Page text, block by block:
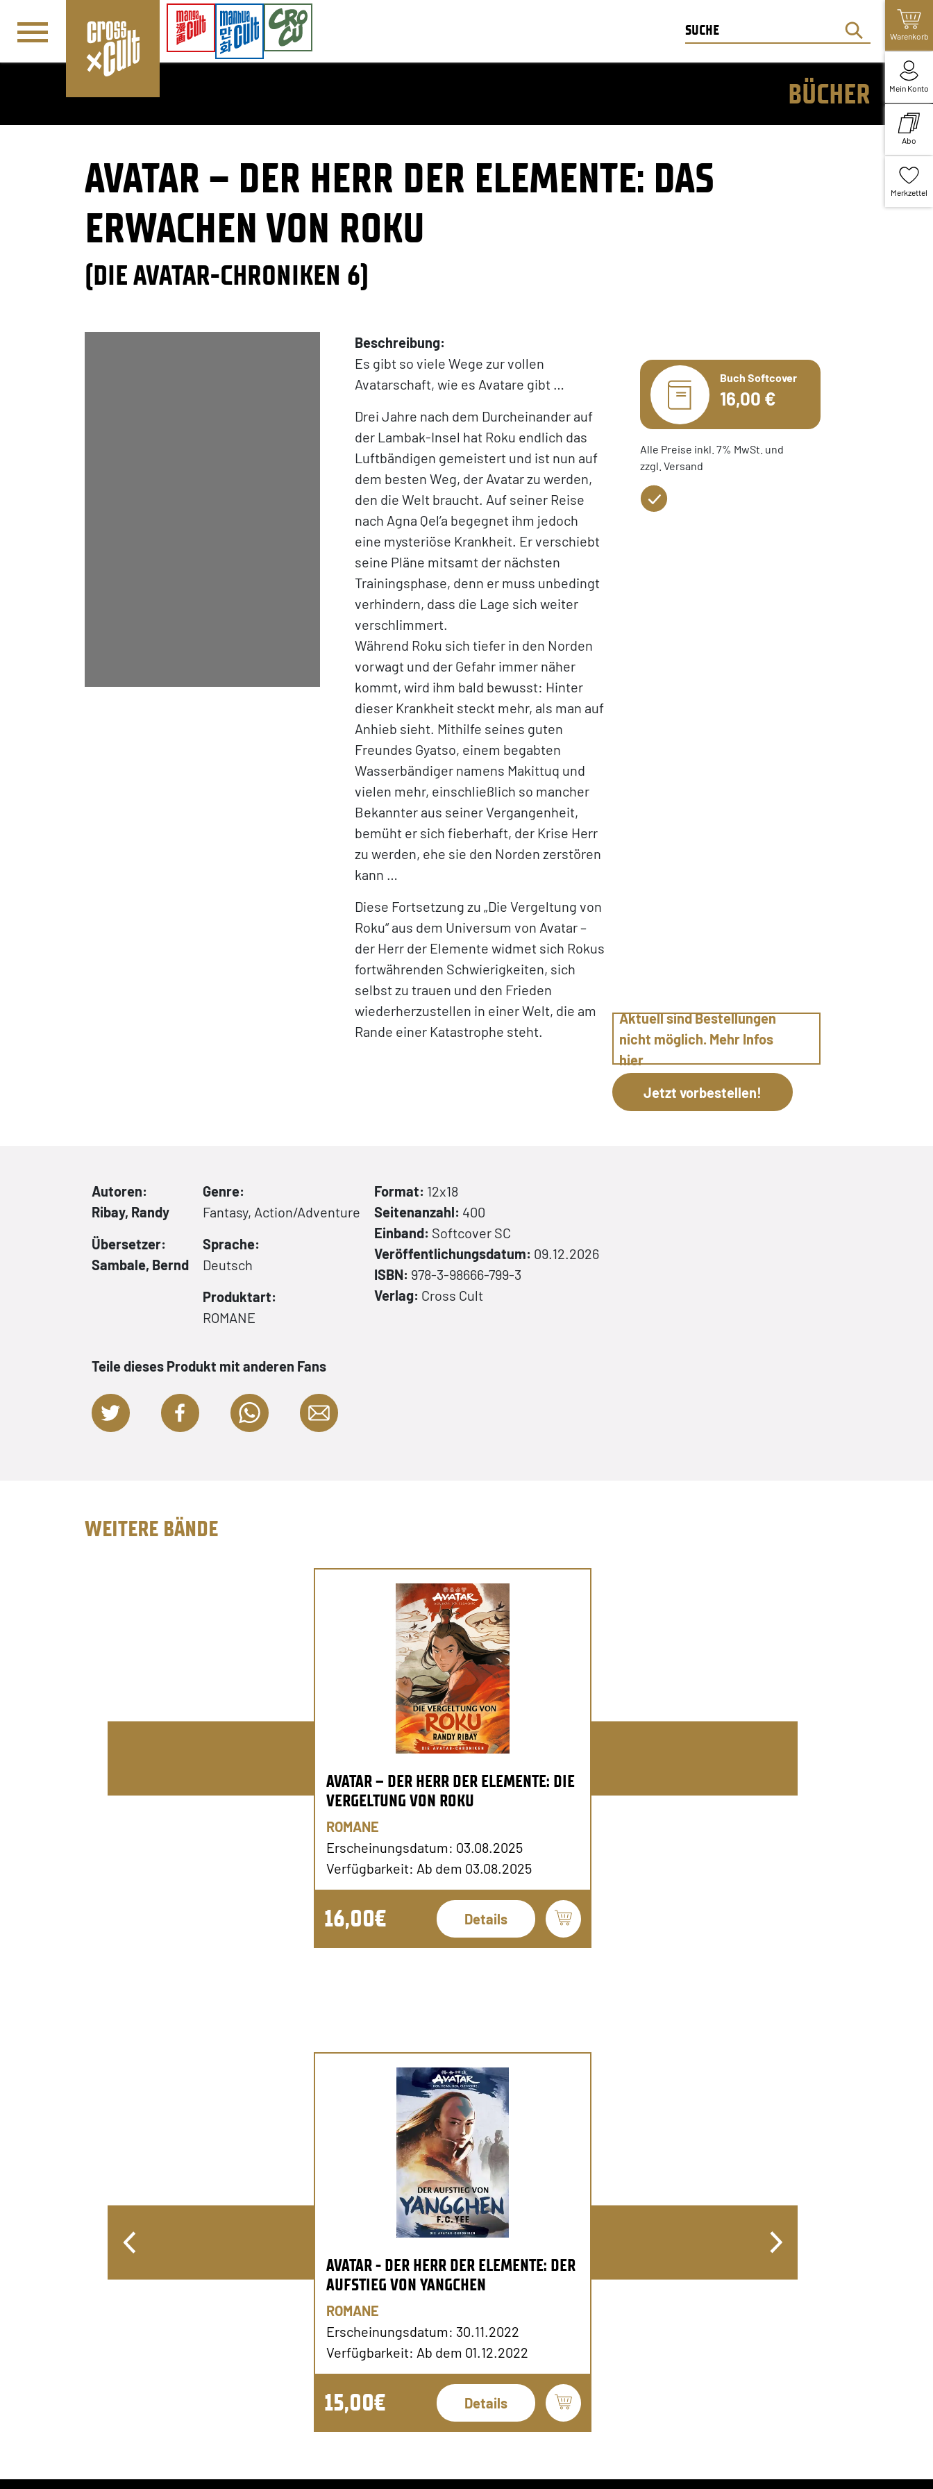
Warenkorb
Mein Konto
Abo
Merkzettel
BÜCHER
AVATAR – DER HERR DER ELEMENTE: DAS
ERWACHEN VON ROKU
(DIE AVATAR-CHRONIKEN 6)
Beschreibung:
Es gibt so viele Wege zur vollen
Avatarschaft, wie es Avatare gibt …
Drei Jahre nach dem Durcheinander auf
der Lambak-Insel hat Roku endlich das
Luftbändigen gemeistert und ist nun auf
dem besten Weg, der Avatar zu werden,
den die Welt braucht. Auf seiner Reise
nach Agna Qel’a begegnet ihm jedoch
eine mysteriöse Krankheit. Er verschiebt
seine Pläne mitsamt der nächsten
Trainingsphase, denn er muss unbedingt
verhindern, dass die Lage sich weiter
verschlimmert.
Während Roku sich tiefer in den Norden
vorwagt und der Gefahr immer näher
kommt, wird ihm bald bewusst: Hinter
dieser Krankheit steckt mehr, als man auf
Anhieb sieht. Mithilfe seines guten
Freundes Gyatso, einem begabten
Wasserbändiger namens Makittuq und
vielen mehr, einschließlich so mancher
Bekannter aus seiner Vergangenheit,
bemüht er sich fieberhaft, der Krise Herr
zu werden, ehe sie den Norden zerstören
kann …
Diese Fortsetzung zu „Die Vergeltung von
Roku“ aus dem Universum von Avatar –
der Herr der Elemente widmet sich Rokus
fortwährenden Schwierigkeiten, sich
selbst zu trauen und den Frieden
wiederherzustellen in einer Welt, die am
Rande einer Katastrophe steht.
Buch Softcover
16,00 €
Alle Preise inkl. 7% MwSt. und
zzgl. Versand
Aktuell sind Bestellungen
nicht möglich. Mehr Infos
hier
Autoren:
Ribay, Randy
Übersetzer:
Sambale, Bernd
Genre:
Fantasy, Action/Adventure
Sprache:
Deutsch
Produktart:
ROMANE
Format: 12x18
Seitenanzahl: 400
Einband: Softcover SC
Veröffentlichungsdatum: 09.12.2026
ISBN: 978-3-98666-799-3
Verlag: Cross Cult
Teile dieses Produkt mit anderen Fans
WEITERE BÄNDE
AVATAR – DER HERR DER ELEMENTE: DIE
VERGELTUNG VON ROKU
ROMANE
Erscheinungsdatum: 03.08.2025
Verfügbarkeit: Ab dem 03.08.2025
16,00€ Details
AVATAR - DER HERR DER ELEMENTE: DER
AUFSTIEG VON YANGCHEN
ROMANE
Erscheinungsdatum: 30.11.2022
Verfügbarkeit: Ab dem 01.12.2022
15,00€ Details